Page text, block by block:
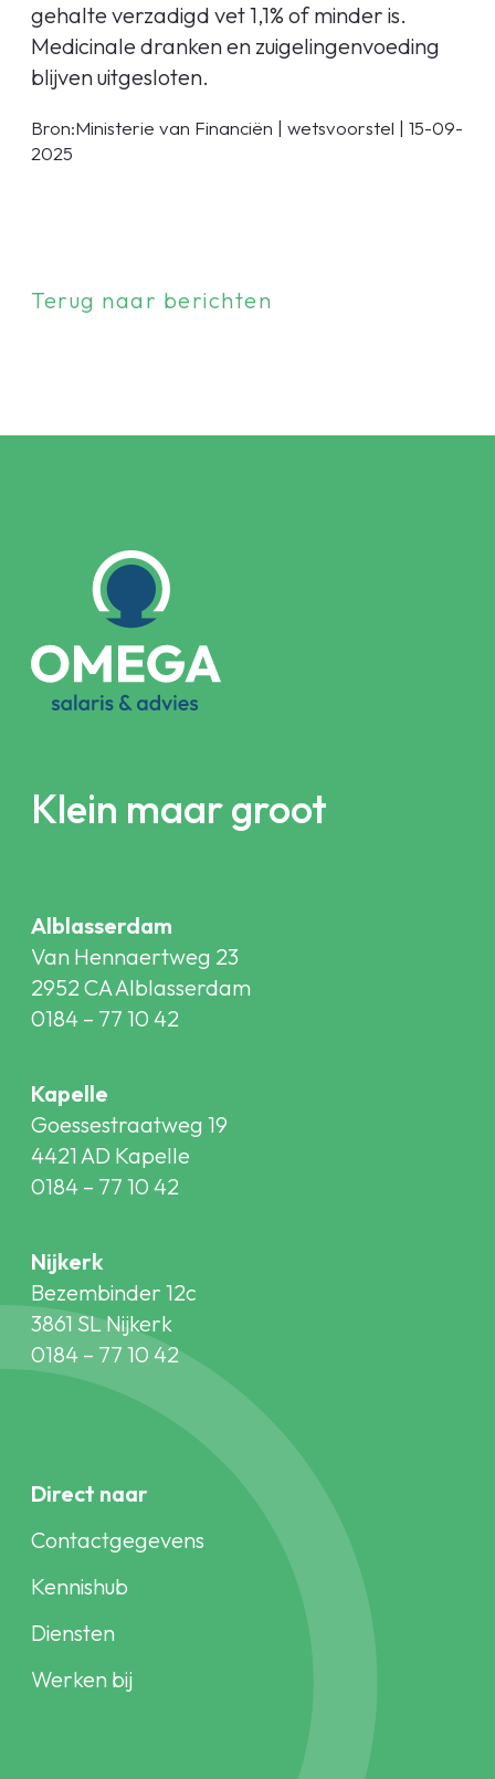
gehalte verzadigd vet 1,1% of minder is.
Medicinale dranken en zuigelingenvoeding
blijven uitgesloten.
Bron:Ministerie van Financiën | wetsvoorstel | 15-09-
2025
Terug naar berichten
Klein maar groot
Alblasserdam
Van Hennaertweg 23
2952 CA Alblasserdam
0184 – 77 10 42
Kapelle
Goessestraatweg 19
4421 AD Kapelle
0184 – 77 10 42
Nijkerk
Bezembinder 12c
3861 SL Nijkerk
0184 – 77 10 42
Direct naar
Contactgegevens
Kennishub
Diensten
Werken bij